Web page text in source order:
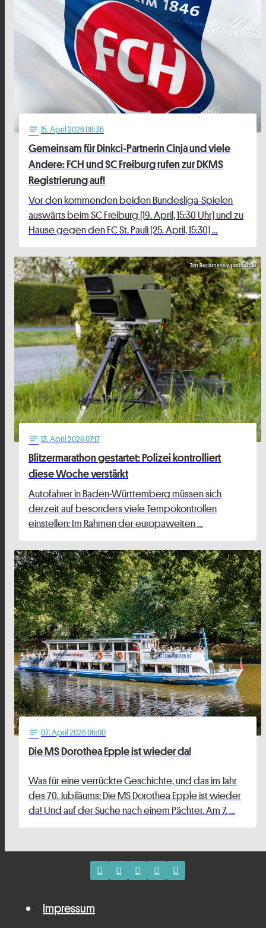
notes 15. April 2026 08:36
Gemeinsam für Dinkci-Partnerin Cinja und viele
Andere: FCH und SC Freiburg rufen zur DKMS
Registrierung auf!
Vor den kommenden beiden Bundesliga-Spielen
auswärts beim SC Freiburg (19. April, 15:30 Uhr) und zu
Hause gegen den FC St. Pauli (25. April, 15:30) …
Tim Reckmann / pixelio.de
notes 13. April 2026 07:17
Blitzermarathon gestartet: Polizei kontrolliert
diese Woche verstärkt
Autofahrer in Baden-Württemberg müssen sich
derzeit auf besonders viele Tempokontrollen
einstellen: Im Rahmen der europaweiten …
notes 07. April 2026 06:00
Die MS Dorothea Epple ist wieder da!
Was für eine verrückte Geschichte, und das im Jahr
des 70. Jubiläums: Die MS Dorothea Epple ist wieder
da! Und auf der Suche nach einem Pächter. Am 7. …
Impressum